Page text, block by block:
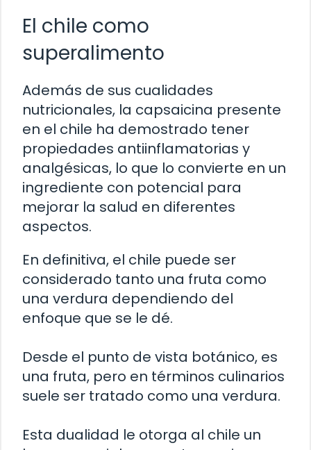
El chile como
superalimento
Además de sus cualidades
nutricionales, la capsaicina presente
en el chile ha demostrado tener
propiedades antiinflamatorias y
analgésicas, lo que lo convierte en un
ingrediente con potencial para
mejorar la salud en diferentes
aspectos.
En definitiva, el chile puede ser
considerado tanto una fruta como
una verdura dependiendo del
enfoque que se le dé.
Desde el punto de vista botánico, es
una fruta, pero en términos culinarios
suele ser tratado como una verdura.
Esta dualidad le otorga al chile un